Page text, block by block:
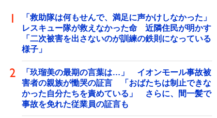
「救助隊は何もせんで、満足に声かけしなかった」
レスキュー隊が救えなかった命 近隣住民が明かす
「二次被害を出さないのが訓練の鉄則になっている
様子」
「玖瑠美の最期の言葉は…」 イオンモール事故被
害者の親族が慟哭の証言 「おばたちは制止できな
かった自分たちを責めている」 さらに、間一髪で
事故を免れた従業員の証言も